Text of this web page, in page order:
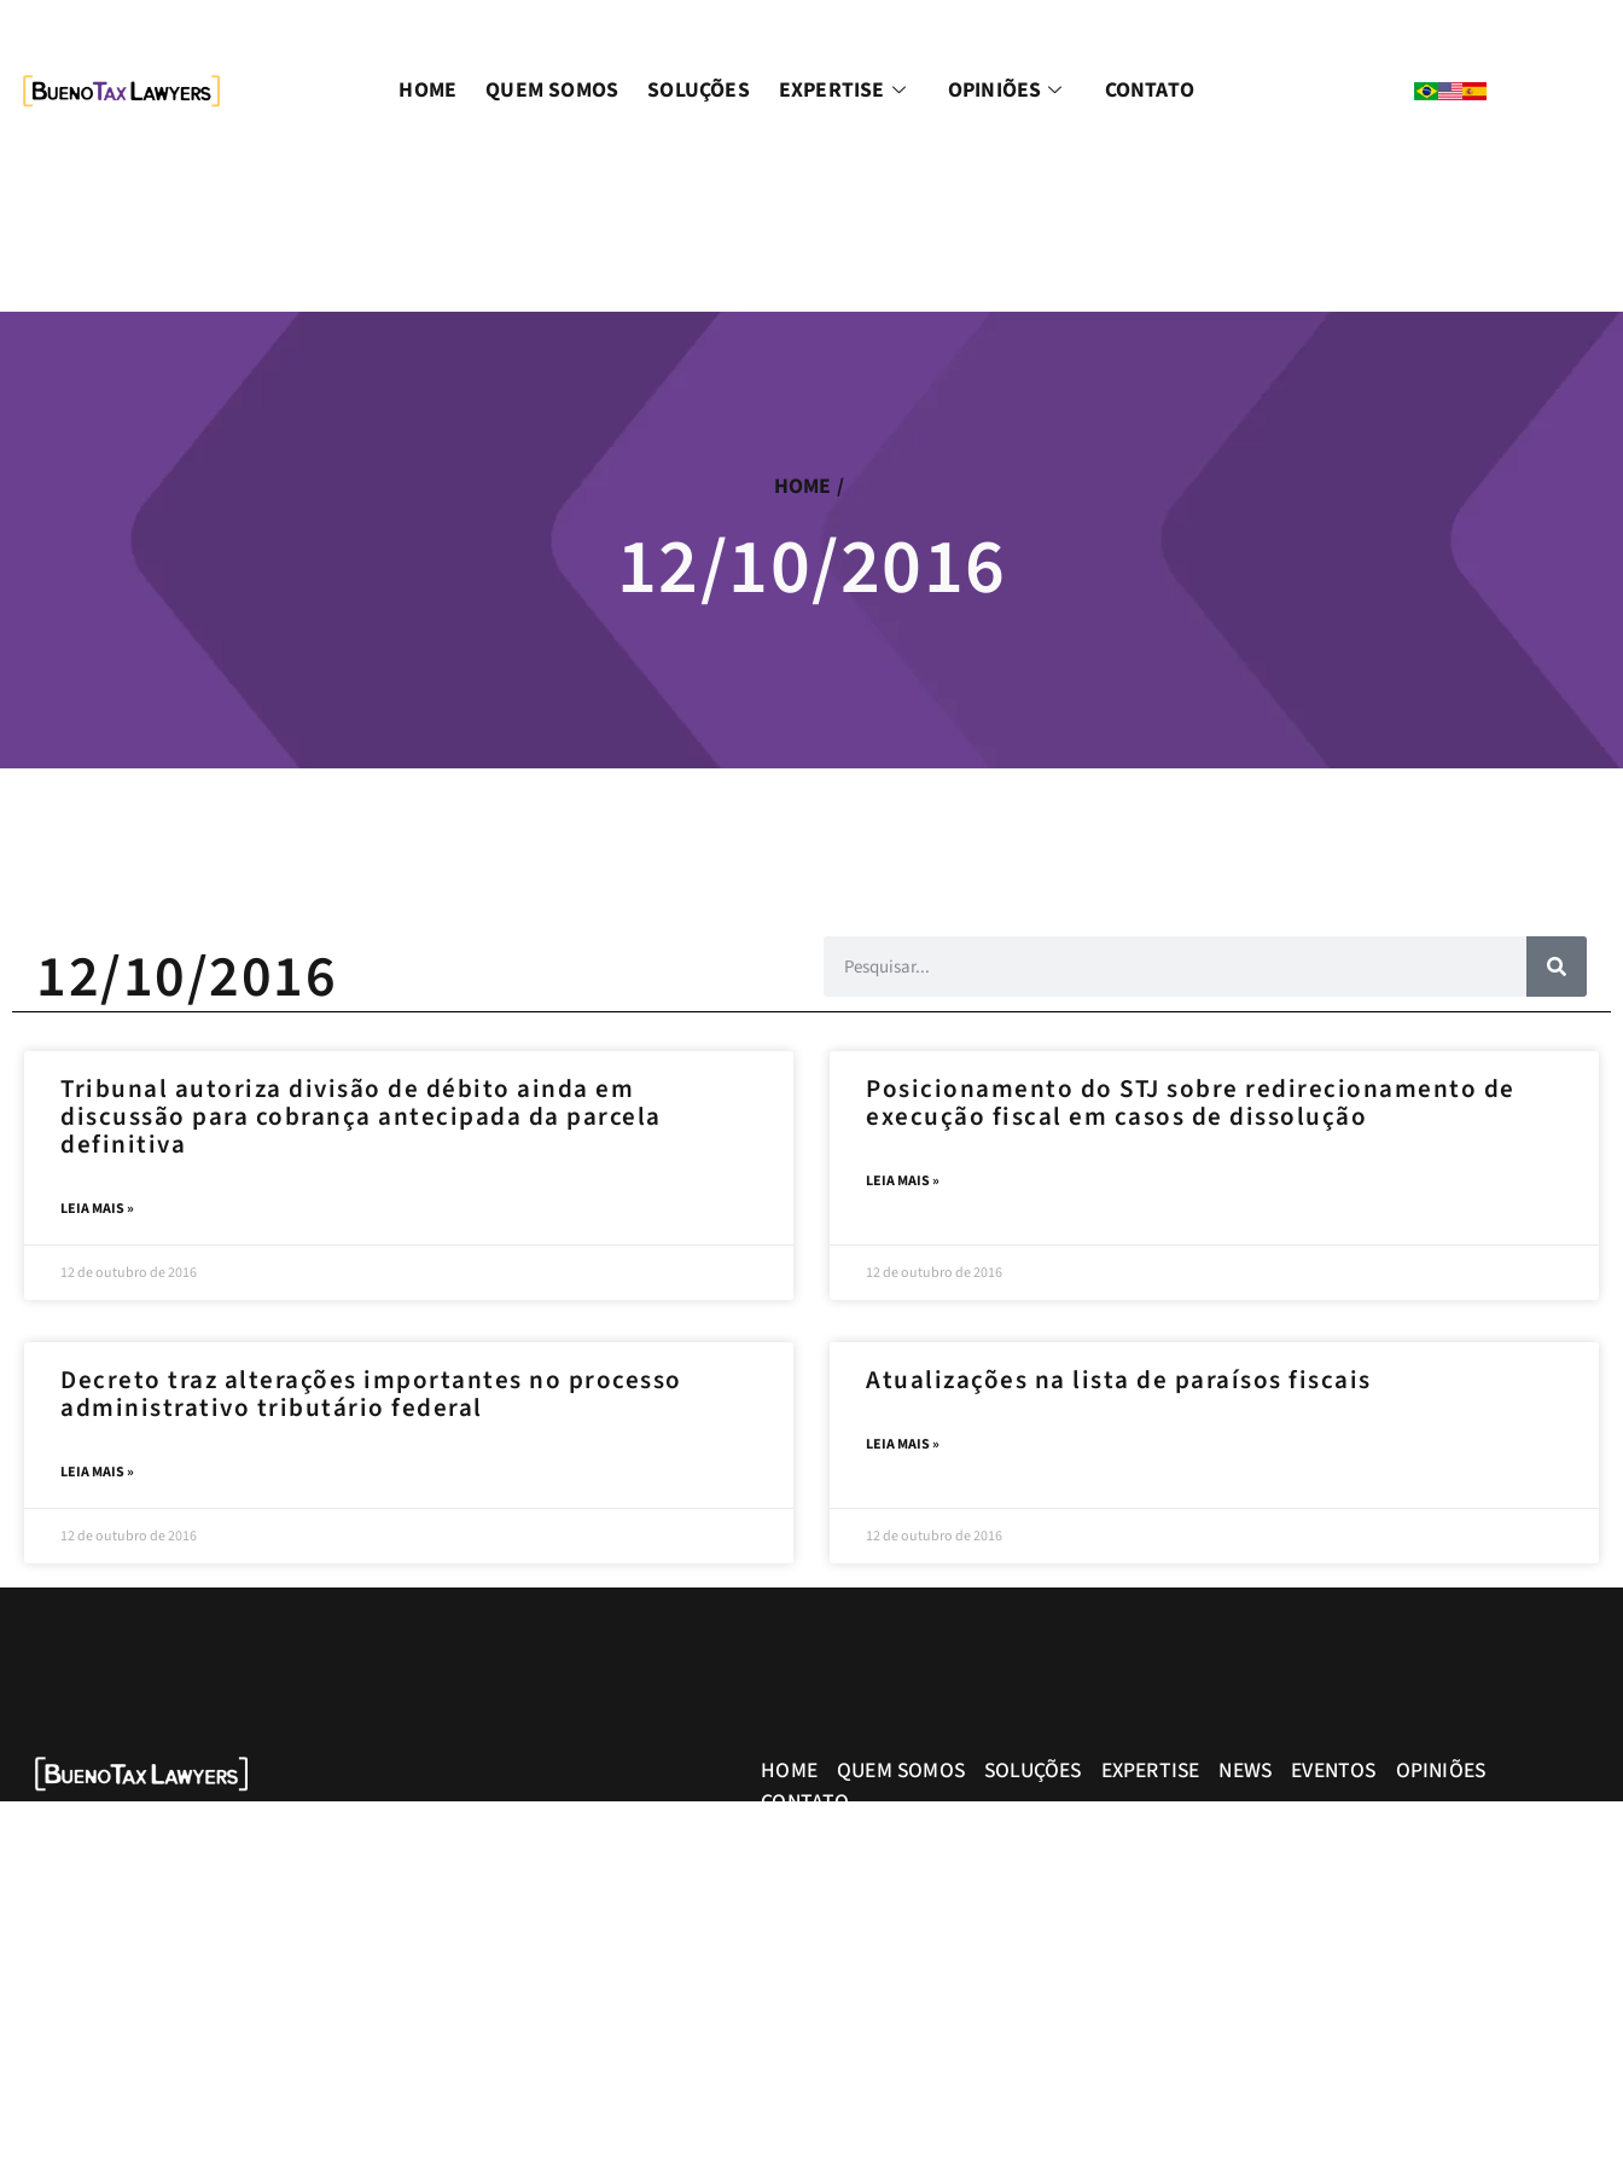
HOME QUEM SOMOS SOLUÇÕES EXPERTISE OPINIÕES CONTATO
HOME /
12/10/2016
12/10/2016
Tribunal autoriza divisão de débito ainda em
discussão para cobrança antecipada da parcela
definitiva
LEIA MAIS »
12 de outubro de 2016
Posicionamento do STJ sobre redirecionamento de
execução fiscal em casos de dissolução
LEIA MAIS »
12 de outubro de 2016
Decreto traz alterações importantes no processo
administrativo tributário federal
LEIA MAIS »
12 de outubro de 2016
Atualizações na lista de paraísos fiscais
LEIA MAIS »
12 de outubro de 2016
HOME QUEM SOMOS SOLUÇÕES EXPERTISE NEWS EVENTOS
OPINIÕES
CONTATO